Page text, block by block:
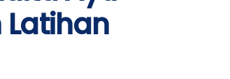
Latihan